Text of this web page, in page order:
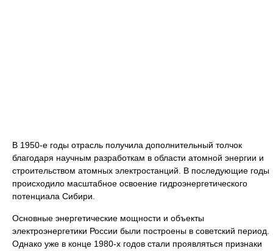
В 1950-е годы отрасль получила дополнительный толчок
благодаря научным разработкам в области атомной энергии и
строительством атомных электростанций. В последующие годы
происходило масштабное освоение гидроэнергетического
потенциала Сибири.
Основные энергетические мощности и объекты
электроэнергетики России были построены в советский период.
Однако уже в конце 1980-х годов стали проявляться признаки